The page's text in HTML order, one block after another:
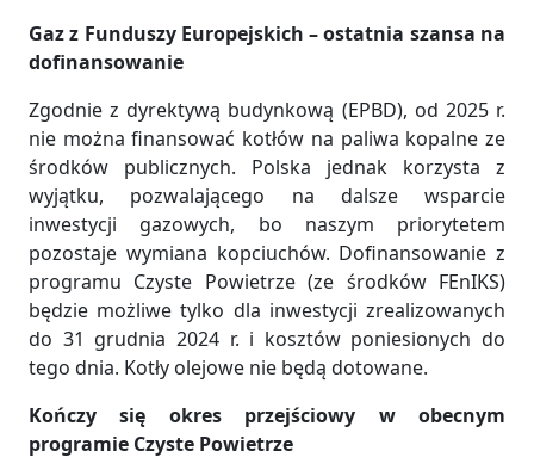
Gaz z Funduszy Europejskich – ostatnia szansa na
dofinansowanie
Zgodnie z dyrektywą budynkową (EPBD), od 2025 r.
nie można finansować kotłów na paliwa kopalne ze
środków publicznych. Polska jednak korzysta z
wyjątku, pozwalającego na dalsze wsparcie
inwestycji gazowych, bo naszym priorytetem
pozostaje wymiana kopciuchów. Dofinansowanie z
programu Czyste Powietrze (ze środków FEnIKS)
będzie możliwe tylko dla inwestycji zrealizowanych
do 31 grudnia 2024 r. i kosztów poniesionych do
tego dnia. Kotły olejowe nie będą dotowane.
Kończy się okres przejściowy w obecnym
programie Czyste Powietrze